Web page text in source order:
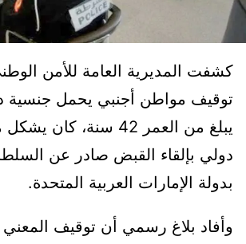
كشفت المديرية العامة للأمن
توقيف مواطن أجنبي يحمل جنسية
يبلغ من العمر 42 سنة،
دولي بإلقاء القبض صادر عن
بدولة الإمارات العربية المتحدة.
وأفاد بلاغ رسمي أن توقيف المعني